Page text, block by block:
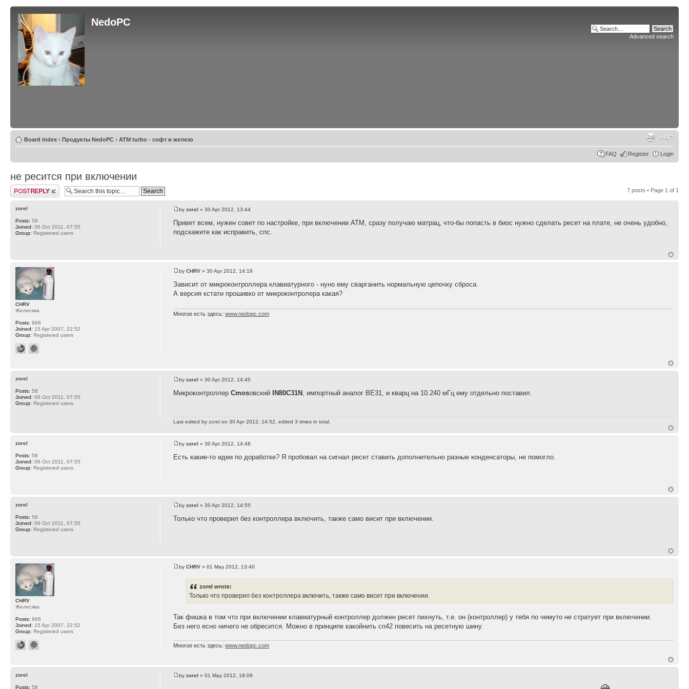
NedoPC
Advanced search
Board index ‹ Продукты NedoPC ‹ ATM turbo - софт и железо
FAQ Register Login
не ресится при включении
Post a reply 7 posts • Page 1 of 1
byzorel » 30 Apr 2012, 13:44
Привет всем, нужен совет по настройке, при включении АТМ, сразу получаю матрац, что-бы попасть в биос нужно сделать ресет на плате, не очень удобно,
подскажите как исправить, спс.
zorel
Posts: 58
Joined: 06 Oct 2011, 07:55
Group: Registered users
byCHRV » 30 Apr 2012, 14:19
Зависит от микроконтроллера клавиатурного - нуно ему сварганить нормальную цепочку сброса.
А версия кстати прошивко от микроконтролера какая?
Многое есть здесь:www.nedopc.com
CHRV
Желесяка
Posts: 966
Joined: 15 Apr 2007, 22:52
Group: Registered users
byzorel » 30 Apr 2012, 14:45
МикроконтроллерCmosовский IN80C31N , импортный аналог ВЕ31, и кварц на 10.240 мГц ему отдельно поставил.
Last edited byzorel on 30 Apr 2012, 14:52, edited 3 times in total.
zorel
Posts: 58
Joined: 06 Oct 2011, 07:55
Group: Registered users
byzorel » 30 Apr 2012, 14:48
Есть какие-то идеи по доработке? Я пробовал на сигнал ресет ставить дополнительно разные конденсаторы, не помогло.
zorel
Posts: 58
Joined: 06 Oct 2011, 07:55
Group: Registered users
byzorel » 30 Apr 2012, 14:55
Только что проверил без контроллера включить, также само висит при включении.
zorel
Posts: 58
Joined: 06 Oct 2011, 07:55
Group: Registered users
byCHRV » 01 May 2012, 13:40
zorel wrote:
Только что проверил без контроллера включить, также само висит при включении.
Так фишка в том что при включении клавиатурный контроллер должен ресет пихнуть, т.е. он (контроллер) у тебя по чемуто не стратует при включении.
Без него есно ничего не обресится. Можно в принципе какойнить сп42 повесить на ресетную шину.
Многое есть здесь:www.nedopc.com
CHRV
Желесяка
Posts: 966
Joined: 15 Apr 2007, 22:52
Group: Registered users
byzorel » 01 May 2012, 18:09
zorel
Posts: 58